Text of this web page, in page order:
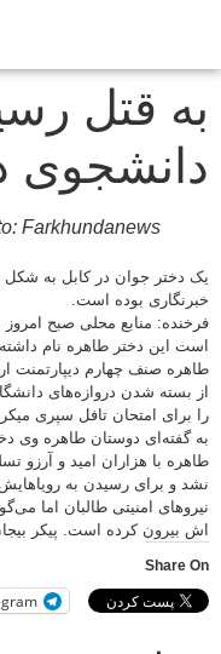
قتل
Farkhundanews
جوان در کابل به شکل
بوده است.
این دختر طاهره نام داشته و از
صنف چهارم دیپارتمنت
شدن دروازه‌های دانشگاه،
امتحان تافل سپری میکرده
دوستان طاهره وی دختر
با هزاران امید و آرزو
و برای رسیدن به رویاهایش با
امنیتی طالبان اما می‌گوید
کرده است. پیکر بیجان
Telegram